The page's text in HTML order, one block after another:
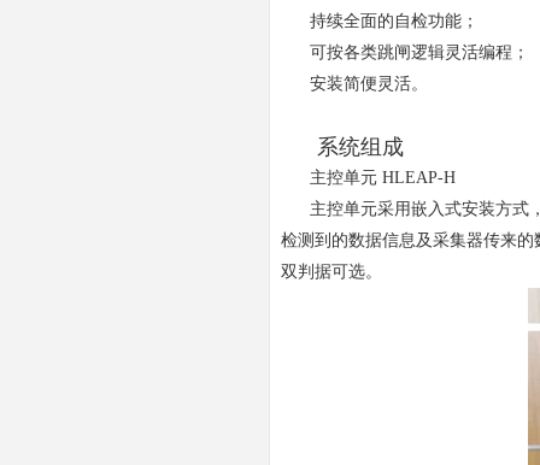
持续全面的自检功能；
可按各类跳闸逻辑灵活编程；
安装简便灵活。
系统组成
主控单元 HLEAP-H
主控单元采用嵌入式安装方式，
检测到的数据信息及采集器传来
双判据可选。